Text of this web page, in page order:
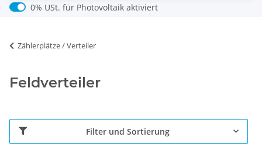
0% USt. für Photovoltaik (§ 12 Abs. 3 UStG)
0% USt. für Photovoltaik aktiviert
Zählerplätze / Verteiler
Feldverteiler
Filter und Sortierung